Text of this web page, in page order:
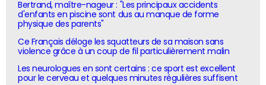
Bertrand, maître-nageur : "Les principaux accidents
d'enfants en piscine sont dus au manque de forme
physique des parents"
Ce Français déloge les squatteurs de sa maison sans
violence grâce à un coup de fil particulièrement malin
Les neurologues en sont certains : ce sport est excellent
pour le cerveau et quelques minutes régulières suffisent